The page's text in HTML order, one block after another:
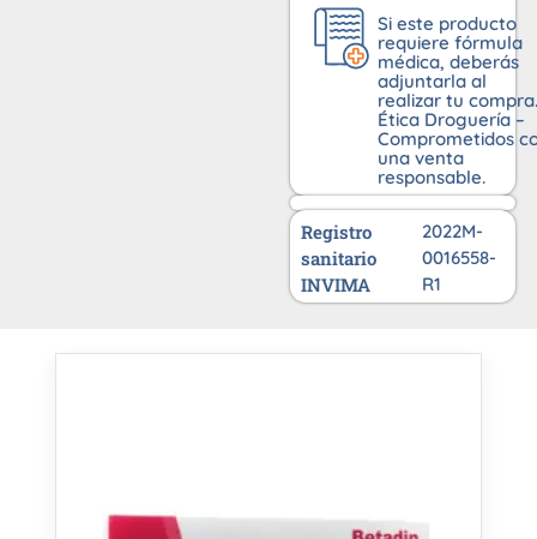
Si este producto
requiere fórmula
médica, deberás
adjuntarla al
realizar tu compra.
Ética Droguería –
Comprometidos
una venta
responsable.
Registro
sanitario
INVIMA
2022M-
0016558-
R1